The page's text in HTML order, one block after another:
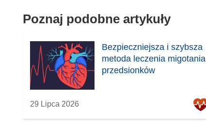
w
r
z
y
w
Poznaj podobne artykuły
Bezpieczniejsza i szybsza
metoda leczenia migotania
przedsionków
29 Lipca 2026